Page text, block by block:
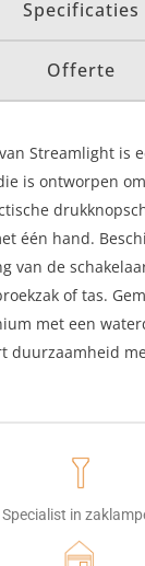
Specificaties
Offerte
Streamlight is
is ontworpen
één hand.
van de
of tas.
met een
duurzaamheid
Specialist in